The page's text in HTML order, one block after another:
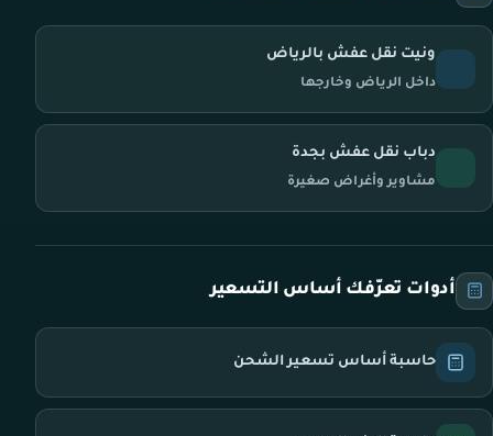
ونيت نقل عفش بالرياض
داخل الرياض وخارجها
دباب نقل عفش بجدة
مشاوير وأغراض صغيرة
أدوات تعرّفك أساس التسعير
حاسبة أساس تسعير الشحن